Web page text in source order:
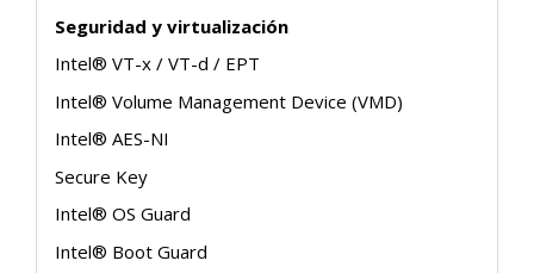
Seguridad y virtualización
Intel® VT-x / VT-d / EPT
Intel® Volume Management Device (VMD)
Intel® AES-NI
Secure Key
Intel® OS Guard
Intel® Boot Guard